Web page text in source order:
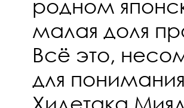
родном
малая доля
Всё это,
для